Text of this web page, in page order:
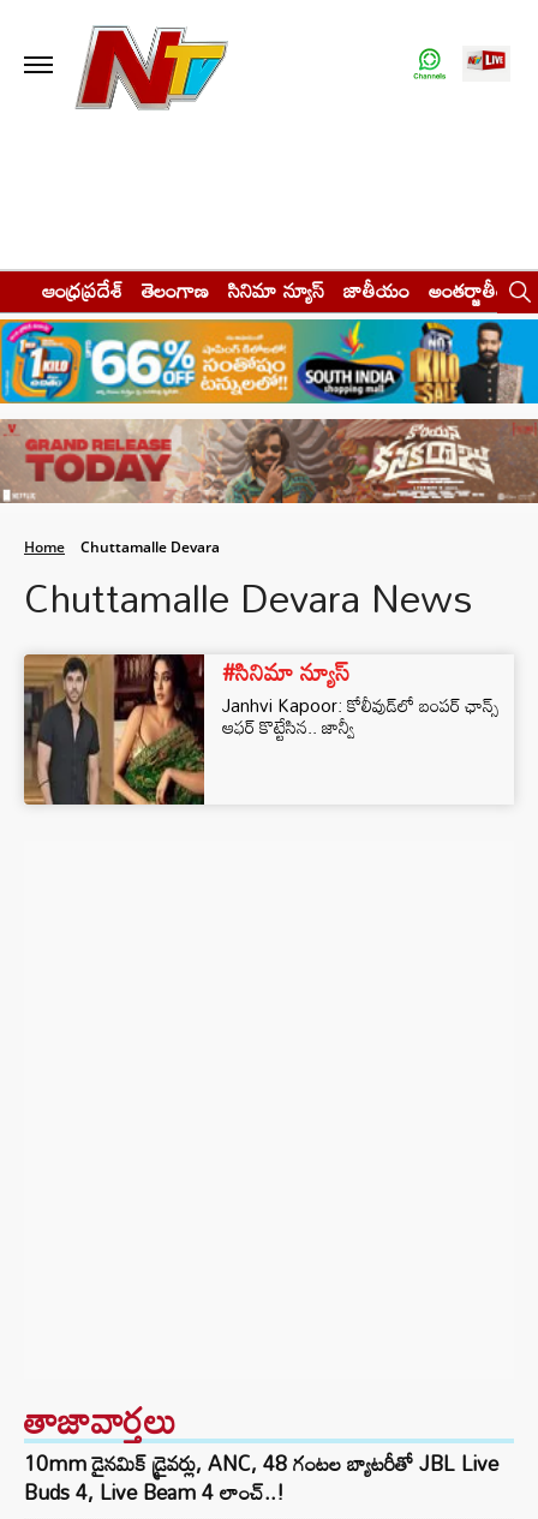
ఆంధ్రప్రదేశ్ తెలంగాణ సినిమా న్యూస్ జాతీయం అంతర్జాతీయం
Home Chuttamalle Devara
Chuttamalle Devara News
#సినిమా న్యూస్
Janhvi Kapoor: కోలీవుడ్‌లో బంపర్ ఛాన్స్
ఆఫర్ కొట్టేసిన.. జాన్వీ
తాజావార్తలు
10mm డైనమిక్ డ్రైవర్లు, ANC, 48 గంటల బ్యాటరీతో JBL Live
Buds 4, Live Beam 4 లాంచ్..!